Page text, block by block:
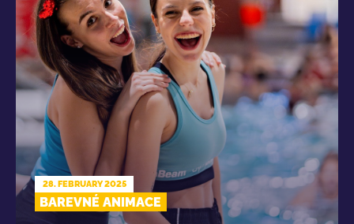
28. FEBRUARY 2025
BAREVNÉ ANIMACE